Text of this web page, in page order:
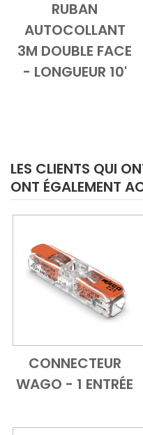
Add to Cart
Vue
RUBAN
AUTOCOLLANT
3M DOUBLE FACE
- LONGUEUR 10'
LES CLIENTS QUI
ONT ÉGALEMENT
Add to Cart
Vue
CONNECTEUR
WAGO - 1 ENTRÉE